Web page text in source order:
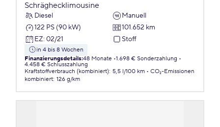
Schräghecklimousine
Diesel
Manuell
122 PS (90 kW)
101.652 km
EZ: 02/21 Stoff
in 4 bis 8 Wochen
Finanzierungsdetails:48 Monate 1.698 € Sonderzahlung
4.458 € Schlusszahlung
Kraftstoffverbrauch (kombiniert): 5,5 l/100 km
CO₂-Emissionen
kombiniert: 126 g/km